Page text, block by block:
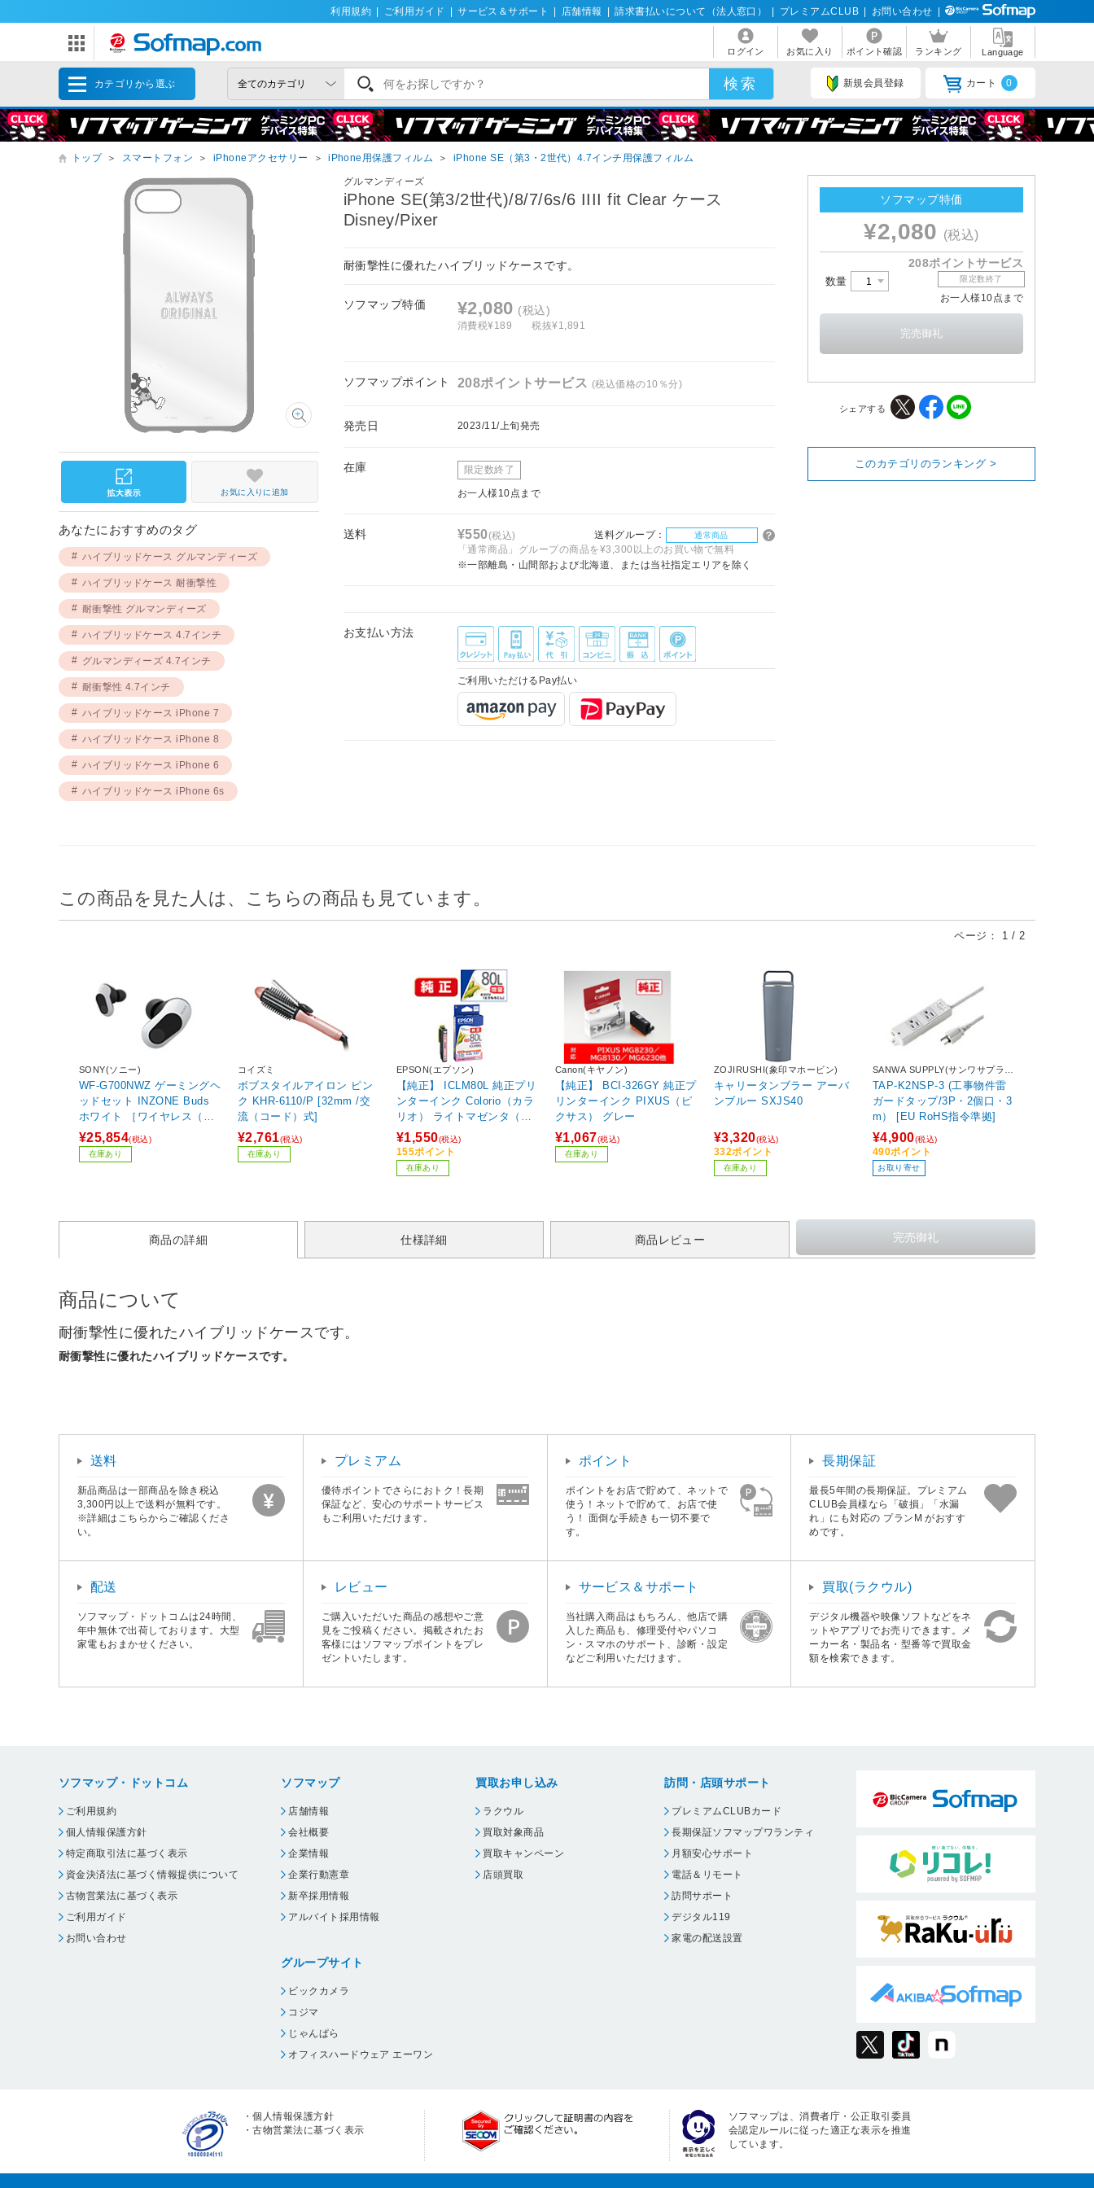
利用規約 ご利用ガイド サービス＆サポート 店舗情報 請求書払いについて（法人窓口） プレミアムCLUB お問い合わせ
ログイン お気に入り ポイント確認 ランキング Language
カテゴリから選ぶ 新規会員登録 カート 0
トップ ＞ スマートフォン ＞ iPhoneアクセサリー ＞ iPhone用保護フィルム ＞ iPhone SE（第3・2世代）4.7インチ用保護フィルム
グルマンディーズ
iPhone SE(第3/2世代)/8/7/6s/6 IIII fit Clear ケース
Disney/Pixer
耐衝撃性に優れたハイブリッドケースです。
ソフマップ特価 ¥2,080 (税込)
消費税¥189 税抜¥1,891
ソフマップポイント 208ポイントサービス (税込価格の10％分)
発売日 2023/11/上旬発売
在庫 限定数終了
お一人様10点まで
送料 ¥550(税込) 送料グループ： 通常商品
「通常商品」グループの商品を¥3,300以上のお買い物で無料
※一部離島・山間部および北海道、または当社指定エリアを除く
お支払い方法
ご利用いただけるPay払い
お気に入りに追加
あなたにおすすめのタグ
ハイブリッドケース グルマンディーズ
ハイブリッドケース 耐衝撃性
耐衝撃性 グルマンディーズ
ハイブリッドケース 4.7インチ
グルマンディーズ 4.7インチ
耐衝撃性 4.7インチ
ハイブリッドケース iPhone 7
ハイブリッドケース iPhone 8
ハイブリッドケース iPhone 6
ハイブリッドケース iPhone 6s
ソフマップ特価
¥2,080 (税込)
208ポイントサービス
数量 限定数終了
お一人様10点まで
シェアする
このカテゴリのランキング >
この商品を見た人は、こちらの商品も見ています。
ページ： 1 / 2
SONY(ソニー)
WF-G700NWZ ゲーミングヘ
ッドセット INZONE Buds
ホワイト ［ワイヤレス（Blu
etooth＋USB-C） /両耳 /イ
ヤホンタイプ］
¥25,854(税込)
在庫あり
コイズミ
ボブスタイルアイロン ピン
ク KHR-6110/P [32mm /交
流（コード）式]
¥2,761(税込)
在庫あり
EPSON(エプソン)
【純正】 ICLM80L 純正プリ
ンターインク Colorio（カラ
リオ） ライトマゼンタ（増
量）
¥1,550(税込)
155ポイント
在庫あり
Canon(キヤノン)
【純正】 BCI-326GY 純正プ
リンターインク PIXUS（ピ
クサス） グレー
¥1,067(税込)
在庫あり
ZOJIRUSHI(象印マホービン)
キャリータンブラー アーバ
ンブルー SXJS40
¥3,320(税込)
332ポイント
在庫あり
SANWA SUPPLY(サンワサプラ
イ)
TAP-K2NSP-3 (工事物件雷
ガードタップ/3P・2個口・3
m） [EU RoHS指令準拠]
¥4,900(税込)
490ポイント
お取り寄せ
商品の詳細 仕様詳細 商品レビュー
商品について
耐衝撃性に優れたハイブリッドケースです。
耐衝撃性に優れたハイブリッドケースです。
送料
新品商品は一部商品を除き税込
3,300円以上で送料が無料です。
※詳細はこちらからご確認くださ
い。
プレミアム
優待ポイントでさらにおトク！長期
保証など、安心のサポートサービス
もご利用いただけます。
ポイント
ポイントをお店で貯めて、ネットで
使う！ネットで貯めて、お店で使
う！ 面倒な手続きも一切不要で
す。
長期保証
最長5年間の長期保証。プレミアム
CLUB会員様なら「破損」「水漏
れ」にも対応の プランM がおすす
めです。
配送
ソフマップ・ドットコムは24時間、
年中無休で出荷しております。大型
家電もおまかせください。
レビュー
ご購入いただいた商品の感想やご意
見をご投稿ください。掲載されたお
客様にはソフマップポイントをプレ
ゼントいたします。
サービス＆サポート
当社購入商品はもちろん、他店で購
入した商品も、修理受付やパソコ
ン・スマホのサポート、診断・設定
などご利用いただけます。
買取(ラクウル)
デジタル機器や映像ソフトなどをネ
ットやアプリでお売りできます。メ
ーカー名・製品名・型番等で買取金
額を検索できます。
ソフマップ・ドットコム
ご利用規約
個人情報保護方針
特定商取引法に基づく表示
資金決済法に基づく情報提供について
古物営業法に基づく表示
ご利用ガイド
お問い合わせ
ソフマップ
店舗情報
会社概要
企業情報
企業行動憲章
新卒採用情報
アルバイト採用情報
グループサイト
ビックカメラ
コジマ
じゃんぱら
オフィスハードウェア エーワン
買取お申し込み
ラクウル
買取対象商品
買取キャンペーン
店頭買取
訪問・店頭サポート
プレミアムCLUBカード
長期保証ソフマップワランティ
月額安心サポート
電話＆リモート
訪問サポート
デジタル119
家電の配送設置
・個人情報保護方針
・古物営業法に基づく表示
ソフマップは、消費者庁・公正取引委員
会認定ルールに従った適正な表示を推進
しています。